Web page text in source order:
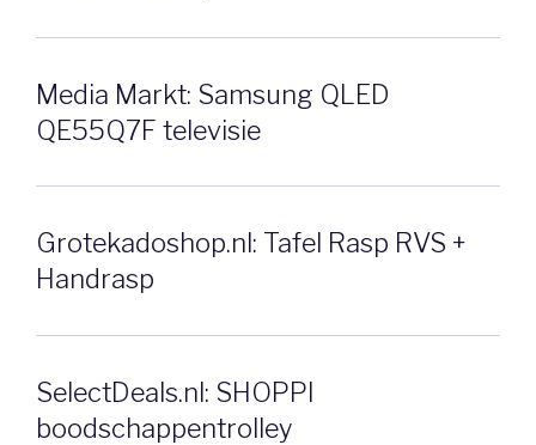
Media Markt: Samsung QLED
QE55Q7F televisie
Grotekadoshop.nl: Tafel Rasp RVS +
Handrasp
SelectDeals.nl: SHOPPI
boodschappentrolley